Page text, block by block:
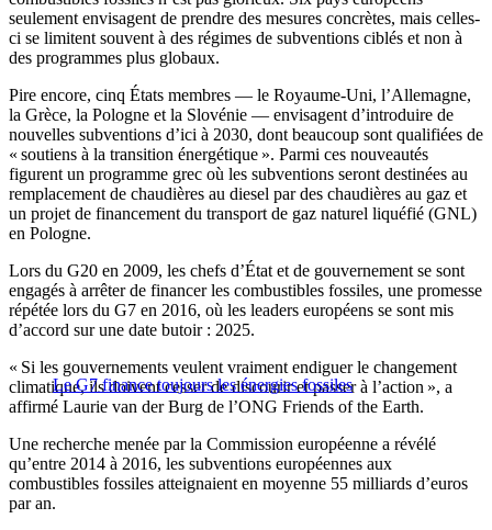
seulement envisagent de prendre des mesures concrètes, mais celles-
ci se limitent souvent à des régimes de subventions ciblés et non à
des programmes plus globaux.
Pire encore, cinq États membres — le Royaume-Uni, l’Allemagne,
la Grèce, la Pologne et la Slovénie — envisagent d’introduire de
nouvelles subventions d’ici à 2030, dont beaucoup sont qualifiées de
« soutiens à la transition énergétique ». Parmi ces nouveautés
figurent un programme grec où les subventions seront destinées au
remplacement de chaudières au diesel par des chaudières au gaz et
un projet de financement du transport de gaz naturel liquéfié (GNL)
en Pologne.
Lors du G20 en 2009, les chefs d’État et de gouvernement se sont
engagés à arrêter de financer les combustibles fossiles, une promesse
répétée lors du G7 en 2016, où les leaders européens se sont mis
d’accord sur une date butoir : 2025.
Le G7 finance toujours les énergies fossiles
« Si les gouvernements veulent vraiment endiguer le changement
climatique, ils doivent cesser de discourir et passer à l’action », a
affirmé Laurie van der Burg de l’ONG Friends of the Earth.
Une recherche menée par la Commission européenne a révélé
qu’entre 2014 à 2016, les subventions européennes aux
combustibles fossiles atteignaient en moyenne 55 milliards d’euros
par an.